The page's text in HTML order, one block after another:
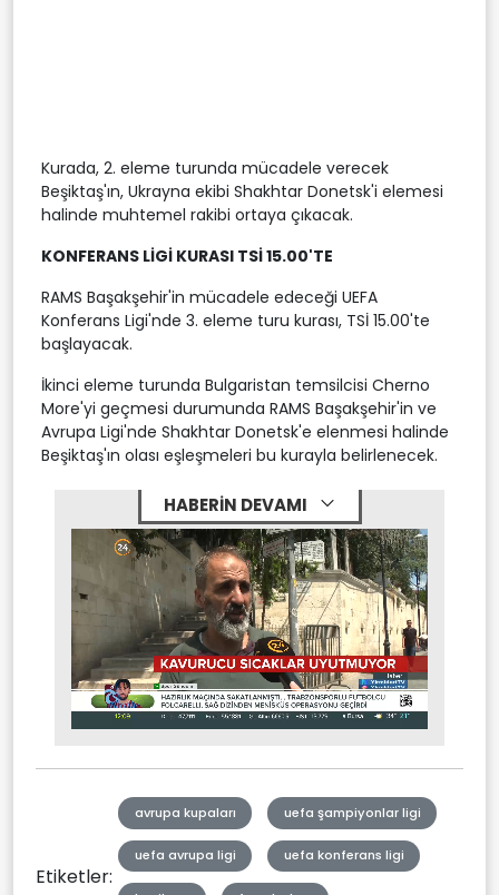
Kurada, 2. eleme turunda mücadele verecek
Beşiktaş'ın, Ukrayna ekibi Shakhtar Donetsk'i elemesi
halinde muhtemel rakibi ortaya çıkacak.
KONFERANS LİGİ KURASI TSİ 15.00'TE
RAMS Başakşehir'in mücadele edeceği UEFA
Konferans Ligi'nde 3. eleme turu kurası, TSİ 15.00'te
başlayacak.
İkinci eleme turunda Bulgaristan temsilcisi Cherno
More'yi geçmesi durumunda RAMS Başakşehir'in ve
Avrupa Ligi'nde Shakhtar Donetsk'e elenmesi halinde
Beşiktaş'ın olası eşleşmeleri bu kurayla belirlenecek.
HABERİN DEVAMI
Mute Stream
Etiketler:
avrupa kupaları uefa şampiyonlar ligi
uefa avrupa ligi uefa konferans ligi